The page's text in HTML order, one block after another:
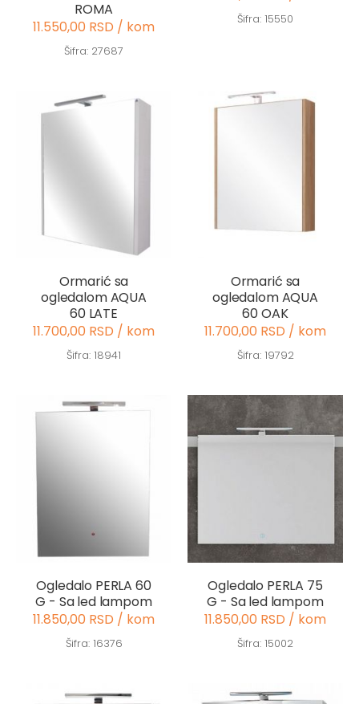
ROMA
11.550,00 RSD / kom
Šifra: 27687
Šifra: 15550
Ormarić sa
ogledalom AQUA
60 LATE
11.700,00 RSD / kom
Šifra: 18941
Ormarić sa
ogledalom AQUA
60 OAK
11.700,00 RSD / kom
Šifra: 19792
Ogledalo PERLA 60
G - Sa led lampom
11.850,00 RSD / kom
Šifra: 16376
Ogledalo PERLA 75
G - Sa led lampom
11.850,00 RSD / kom
Šifra: 15002